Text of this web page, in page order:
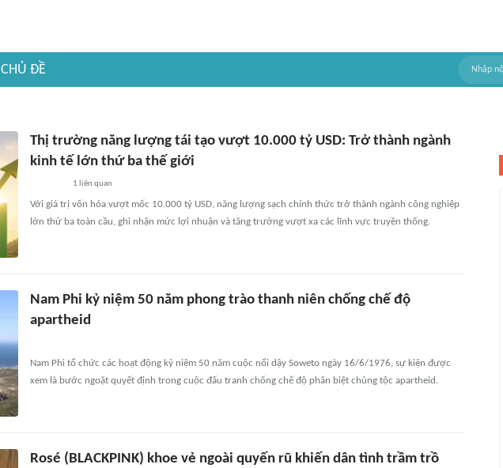
CHỦ ĐỀ
Thị trường năng lượng tái tạo vượt 10.000 tỷ USD: Trở thành ngành
kinh tế lớn thứ ba thế giới
1 liên quan
Với giá trị vốn hóa vượt mốc 10.000 tỷ USD, năng lượng sạch chính thức trở thành ngành công nghiệp
lớn thứ ba toàn cầu, ghi nhận mức lợi nhuận và tăng trưởng vượt xa các lĩnh vực truyền thống.
Nam Phi kỷ niệm 50 năm phong trào thanh niên chống chế độ
apartheid
Nam Phi tổ chức các hoạt động kỷ niệm 50 năm cuộc nổi dậy Soweto ngày 16/6/1976, sự kiện được
xem là bước ngoặt quyết định trong cuộc đấu tranh chống chế độ phân biệt chủng tộc apartheid.
Rosé (BLACKPINK) khoe vẻ ngoài quyến rũ khiến dân tình trầm trồ